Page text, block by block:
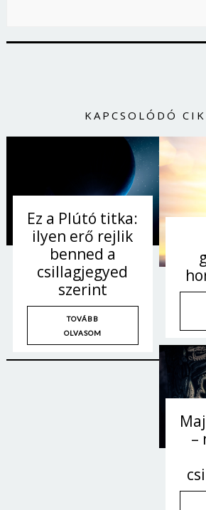
KAPCSOLÓDÓ
Ez a Plútó titka:
ilyen erő rejlik
benned a
csillagjegyed
szerint
TOVÁBB
OLVASOM
–